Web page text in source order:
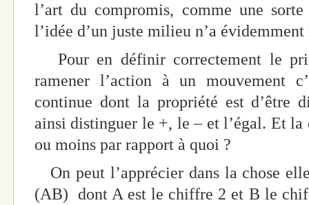
l’art du compromis, comme une
l’idée d’un juste milieu n’a
Pour en définir correctement le
ramener l’action à un mouvement
continue dont la propriété est d’être
ainsi distinguer le +, le – et l’égal. Et la
ou moins par rapport à quoi ?
On peut l’apprécier dans la chose
(AB) dont A est le chiffre 2 et B le